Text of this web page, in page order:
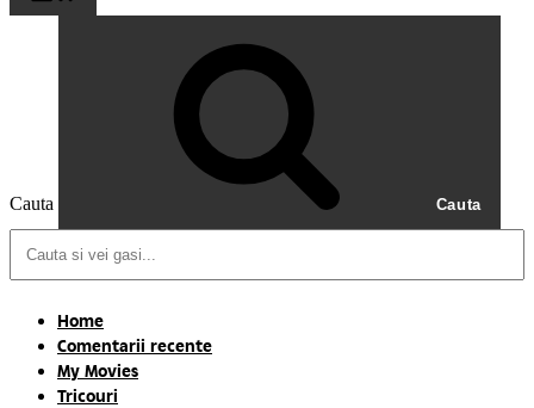
Cauta Cauta
Home
Comentarii recente
My Movies
Tricouri